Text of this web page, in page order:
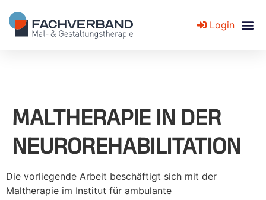
Login
MALTHERAPIE IN DER
NEUROREHABILITATION
Die vorliegende Arbeit beschäftigt sich mit der
Maltherapie im Institut für ambulante